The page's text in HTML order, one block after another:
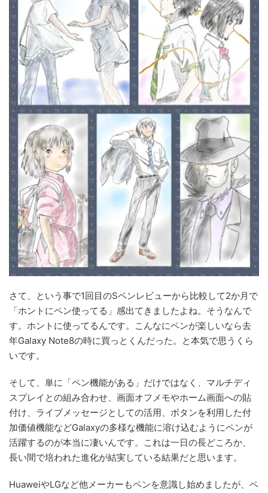
さて、という事で1回目のSペンレビューから比較して2か月で
「ホントにペン使ってる」感出てきましたよね。そうなんで
す。ホントに使ってるんです。こんなにペンが楽しいなら去
年Galaxy Note8の時に買っとくんだった。と本気で思うくら
いです。
そして、単に「ペン機能がある」だけではなく、マルチディ
スプレイとの組み合わせ、画面オフメモやホーム画面への貼
付け、ライブメッセージとしての活用、ボタンを利用した付
加価値機能などGalaxyの多様な機能に溶け込むようにペンが
活躍するのが本当に凄いんです。これは一日の長どころか、
長い間で培われた進化が結実している結果だと思います。
HuaweiやLGなど他メーカーもペンを意識し始めましたが、ペ